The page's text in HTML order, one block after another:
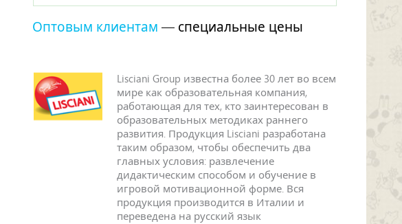
Оптовым клиентам — специальные цены
Lisciani Group известна более 30 лет во всем
мире как образовательная компания,
работающая для тех, кто заинтересован в
образовательных методиках раннего
развития. Продукция Lisciani разработана
таким образом, чтобы обеспечить два
главных условия: развлечение
дидактическим способом и обучение в
игровой мотивационной форме. Вся
продукция производится в Италии и
переведена на русский язык